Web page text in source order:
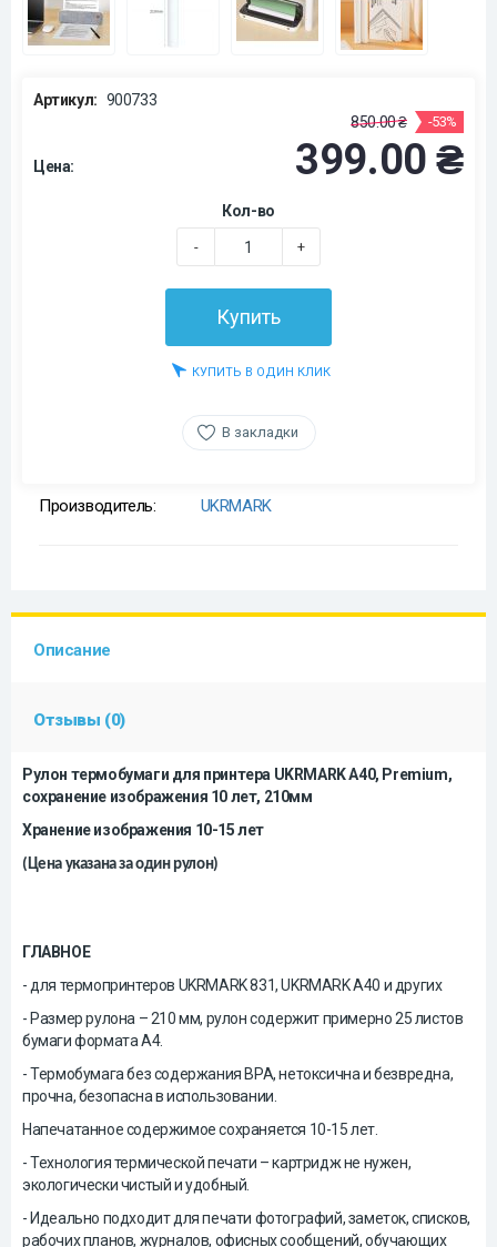
Артикул: 900733
Цена:
850.00 ₴ -53%
399.00 ₴
Кол-во
- +
Купить
КУПИТЬ В ОДИН КЛИК
В закладки
Производитель: UKRMARK
Описание
Отзывы (0)
Рулон термобумаги для принтера UKRMARK A40, Premium,
сохранение изображения 10 лет, 210мм
Хранение изображения 10-15 лет
(Цена указана за один рулон)
ГЛАВНОЕ
- для термопринтеров UKRMARK 831, UKRMARK A40 и других
- Размер рулона – 210 мм, рулон содержит примерно 25 листов
бумаги формата А4.
- Термобумага без содержания BPA, нетоксична и безвредна,
прочна, безопасна в использовании.
Напечатанное содержимое сохраняется 10-15 лет.
- Технология термической печати – картридж не нужен,
экологически чистый и удобный.
- Идеально подходит для печати фотографий, заметок, списков,
рабочих планов, журналов, офисных сообщений, обучающих